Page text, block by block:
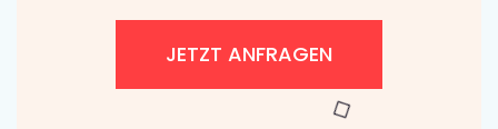
JETZT ANFRAGEN